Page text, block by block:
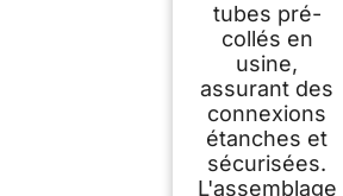
tubes pré-
collés en
usine,
assurant des
connexions
étanches et
sécurisées.
L'assemblage